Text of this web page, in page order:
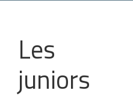
OUVRIR LA NAVIGATION
Les
juniors